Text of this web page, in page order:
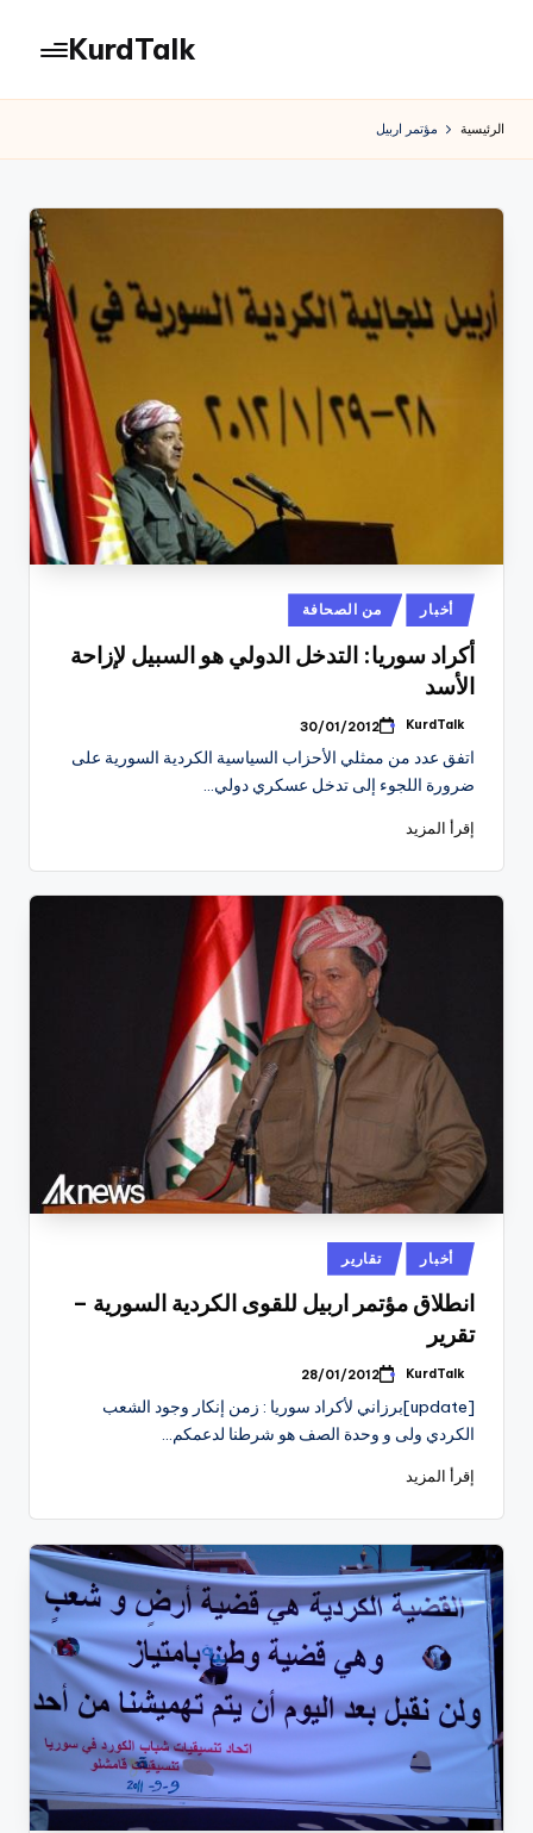
المحتوى
KurdTalk
الرئيسية مؤتمر اربيل
نُشر
في
أخبار من الصحافة
أكراد سوريا: التدخل الدولي هو السبيل لإزاحة
الأسد
تمّ
بواسطة
KurdTalk
30/01/2012
اتفق عدد من ممثلي الأحزاب السياسية الكردية السورية على
ضرورة اللجوء إلى تدخل عسكري دولي…
إقرأ المزيد
نُشر
في
أخبار تقارير
انطلاق مؤتمر اربيل للقوى الكردية السورية –
تقرير
تمّ
بواسطة
KurdTalk
28/01/2012
[update]برزاني لأكراد سوريا : زمن إنكار وجود الشعب
الكردي ولى و وحدة الصف هو شرطنا لدعمكم…
إقرأ المزيد